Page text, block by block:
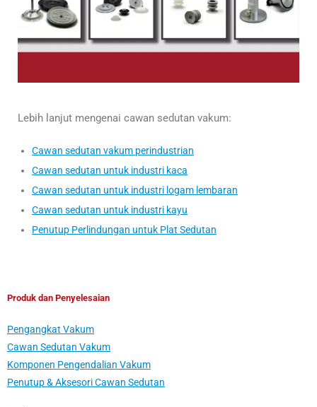
Lebih lanjut mengenai cawan sedutan vakum:
Cawan sedutan vakum perindustrian
Cawan sedutan untuk industri kaca
Cawan sedutan untuk industri logam lembaran
Cawan sedutan untuk industri kayu
Penutup Perlindungan untuk Plat Sedutan
Produk dan Penyelesaian
Pengangkat Vakum
Cawan Sedutan Vakum
Komponen Pengendalian Vakum
Penutup & Aksesori Cawan Sedutan